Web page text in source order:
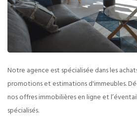
Notre agence est spécialisée dans les
promotions et estimations d'immeubles.
nos offres immobilières en ligne et
spécialisés.